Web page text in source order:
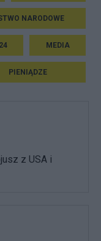
NARODOWE
MEDIA
PIENIĄDZE
z USA i